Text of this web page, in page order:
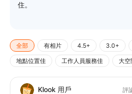
住。
全部 有相片 4.5+ 3.0+
地點位置佳 工作人員服務佳 大空
Klook 用戶 評